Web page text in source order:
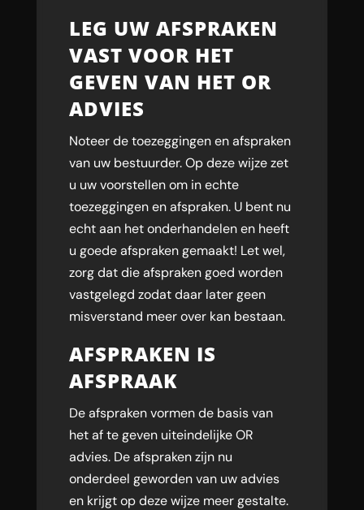
LEG UW AFSPRAKEN
VAST VOOR HET
GEVEN VAN HET OR
ADVIES
Noteer de toezeggingen en afspraken
van uw bestuurder. Op deze wijze zet
u uw voorstellen om in echte
toezeggingen en afspraken. U bent nu
echt aan het onderhandelen en heeft
u goede afspraken gemaakt! Let wel,
zorg dat die afspraken goed worden
vastgelegd zodat daar later geen
misverstand meer over kan bestaan.
AFSPRAKEN IS
AFSPRAAK
De afspraken vormen de basis van
het af te geven uiteindelijke OR
advies. De afspraken zijn nu
onderdeel geworden van uw advies
en krijgt op deze wijze meer gestalte.